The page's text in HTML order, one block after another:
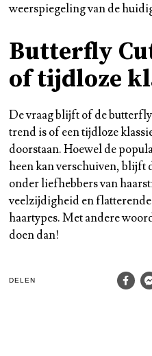
weerspiegeling van de
Butterfly
of tijdloze
De vraag blijft of de
trend is of een tijdloze
doorstaan. Hoewel de
heen kan verschuiven, blijft
onder liefhebbers van
veelzijdigheid en
haartypes. Met andere
doen dan!
DELEN